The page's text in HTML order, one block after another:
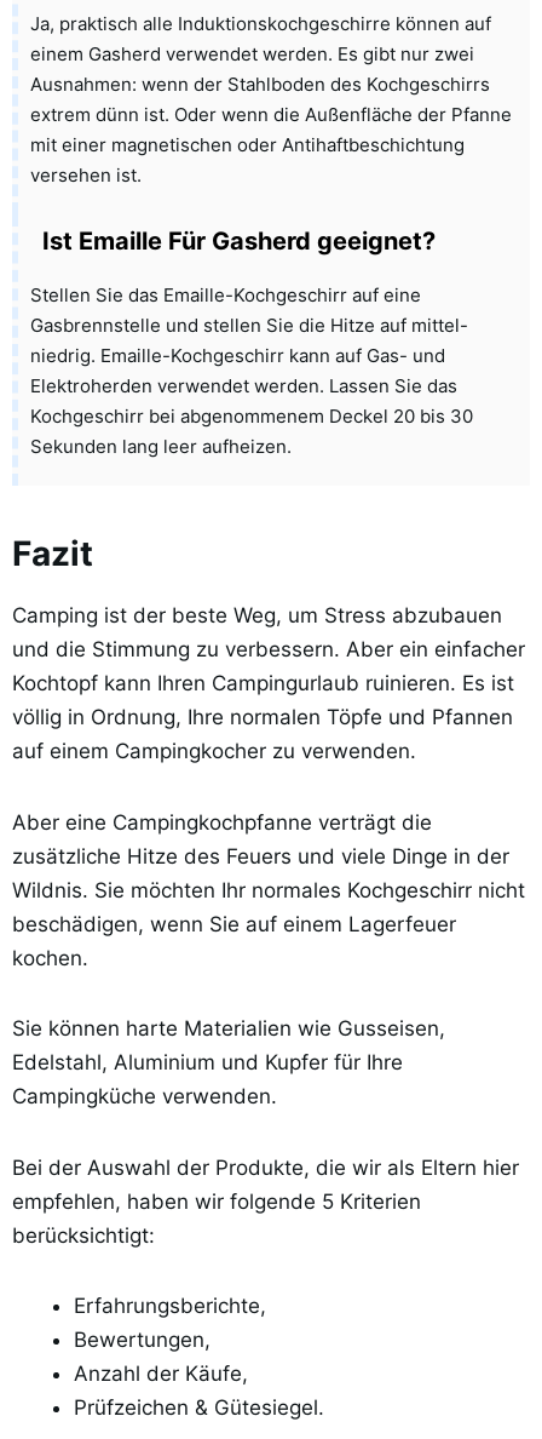
Ja, praktisch alle Induktionskochgeschirre können auf
einem Gasherd verwendet werden. Es gibt nur zwei
Ausnahmen: wenn der Stahlboden des Kochgeschirrs
extrem dünn ist. Oder wenn die Außenfläche der Pfanne
mit einer magnetischen oder Antihaftbeschichtung
versehen ist.
Ist Emaille Für Gasherd geeignet?
Stellen Sie das Emaille-Kochgeschirr auf eine
Gasbrennstelle und stellen Sie die Hitze auf mittel-
niedrig. Emaille-Kochgeschirr kann auf Gas- und
Elektroherden verwendet werden. Lassen Sie das
Kochgeschirr bei abgenommenem Deckel 20 bis 30
Sekunden lang leer aufheizen.
Fazit
Camping ist der beste Weg, um Stress abzubauen
und die Stimmung zu verbessern. Aber ein einfacher
Kochtopf kann Ihren Campingurlaub ruinieren. Es ist
völlig in Ordnung, Ihre normalen Töpfe und Pfannen
auf einem Campingkocher zu verwenden.
Aber eine Campingkochpfanne verträgt die
zusätzliche Hitze des Feuers und viele Dinge in der
Wildnis. Sie möchten Ihr normales Kochgeschirr nicht
beschädigen, wenn Sie auf einem Lagerfeuer
kochen.
Sie können harte Materialien wie Gusseisen,
Edelstahl, Aluminium und Kupfer für Ihre
Campingküche verwenden.
Bei der Auswahl der Produkte, die wir als Eltern hier
empfehlen, haben wir folgende 5 Kriterien
berücksichtigt:
Erfahrungsberichte,
Bewertungen,
Anzahl der Käufe,
Prüfzeichen & Gütesiegel.